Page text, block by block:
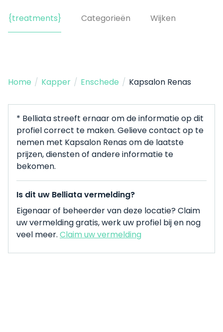
{treatments} Categorieën Wijken
Home / Kapper / Enschede / Kapsalon Renas
* Belliata streeft ernaar om de informatie op dit
profiel correct te maken. Gelieve contact op te
nemen met Kapsalon Renas om de laatste
prijzen, diensten of andere informatie te
bekomen.
Is dit uw Belliata vermelding?
Eigenaar of beheerder van deze locatie? Claim
uw vermelding gratis, werk uw profiel bij en nog
veel meer. Claim uw vermelding